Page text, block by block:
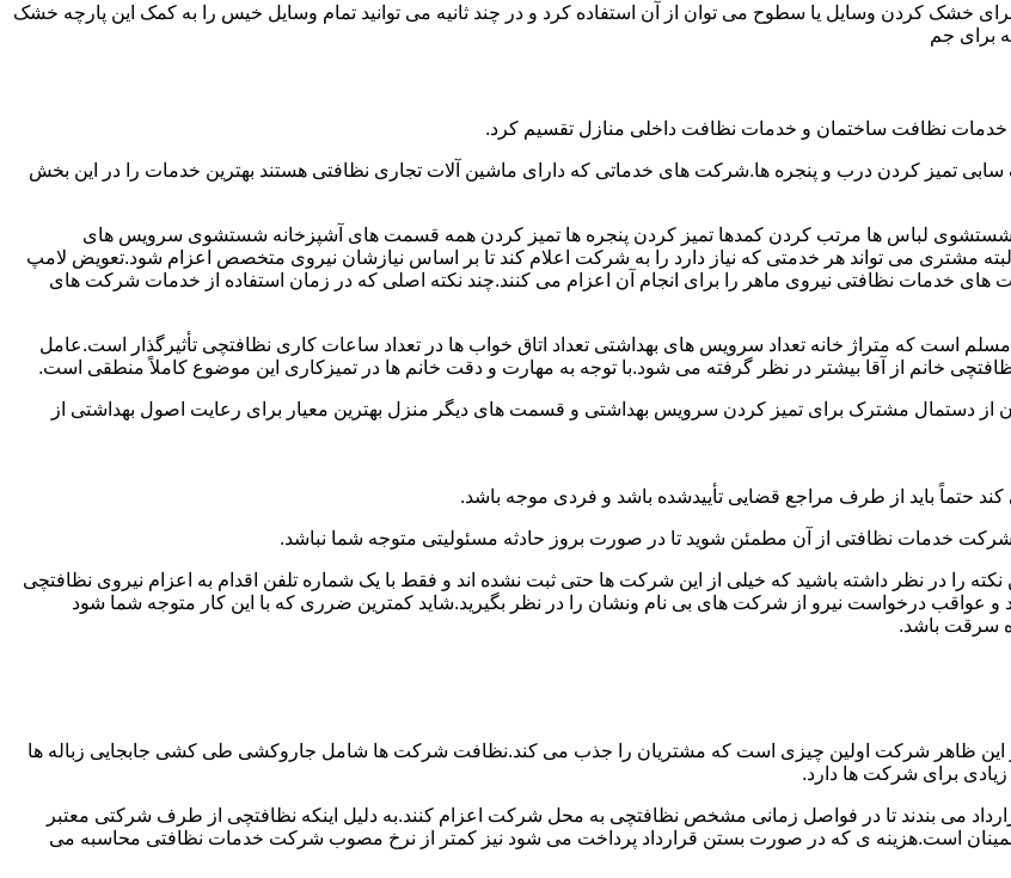
برای خشک کردن وسایل یا سطوح می توان از آن استفاده کرد و در چند ثانیه می توانید تمام وسایل خیس را به کمک این پارچه خشک
برای جم
نظافت ساختمان و خدمات نظافت داخلی منازل تقسیم کرد.
تمیز کردن درب و پنجره ها.شرکت های خدماتی که دارای ماشین آلات تجاری نظافتی هستند بهترین خدمات را در این بخش
لباس ها مرتب کردن کمدها تمیز کردن پنجره ها تمیز کردن همه قسمت های آشپزخانه شستشوی سرویس های
مشتری می تواند هر خدمتی که نیاز دارد را به شرکت اعلام کند تا بر اساس نیازشان نیروی متخصص اعزام شود.تعویض لامپ
خدمات نظافتی نیروی ماهر را برای انجام آن اعزام می کنند.چند نکته اصلی که در زمان استفاده از خدمات شرکت های
که متراژ خانه تعداد سرویس های بهداشتی تعداد اتاق خواب ها در تعداد ساعات کاری نظافتچی تأثیرگذار است.عامل
خانم از آقا بیشتر در نظر گرفته می شود.با توجه به مهارت و دقت خانم ها در تمیزکاری این موضوع کاملاً منطقی است.
از دستمال مشترک برای تمیز کردن سرویس بهداشتی و قسمت های دیگر منزل بهترین معیار برای رعایت اصول بهداشتی از
حتماً باید از طرف مراجع قضایی تأییدشده باشد و فردی موجه باشد.
شرکت خدمات نظافتی از آن مطمئن شوید تا در صورت بروز حادثه مسئولیتی متوجه شما نباشد.
را در نظر داشته باشید که خیلی از این شرکت ها حتی ثبت نشده اند و فقط با یک شماره تلفن اقدام به اعزام نیروی نظافتچی
و عواقب درخواست نیرو از شرکت های بی نام ونشان را در نظر بگیرید.شاید کمترین ضرری که با این کار متوجه شما شود
سرقت باشد.
این ظاهر شرکت اولین چیزی است که مشتریان را جذب می کند.نظافت شرکت ها شامل جاروکشی طی کشی جابجایی زباله ها
برای شرکت ها دارد.
می بندند تا در فواصل زمانی مشخص نظافتچی به محل شرکت اعزام کنند.به دلیل اینکه نظافتچی از طرف شرکتی معتبر
اطمینان است.هزینه ی که در صورت بستن قرارداد پرداخت می شود نیز کمتر از نرخ مصوب شرکت خدمات نظافتی محاسبه می